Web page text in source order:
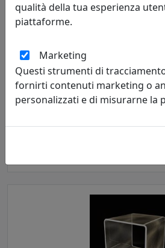
TAVOLINO MIAMI D45 BASIC, CATALOGO
25004-D32
qualità della tua esperienza
piattaforme.
Marketing
Questi strumenti di
fornirti contenuti marketing o
personalizzati e di misurarne la